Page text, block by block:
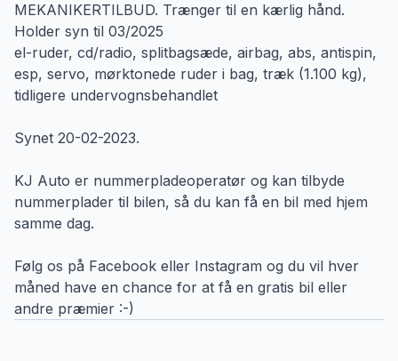
MEKANIKERTILBUD. Trænger til en kærlig hånd.
Holder syn til 03/2025
el-ruder, cd/radio, splitbagsæde, airbag, abs, antispin,
esp, servo, mørktonede ruder i bag, træk (1.100 kg),
tidligere undervognsbehandlet
Synet 20-02-2023.
KJ Auto er nummerpladeoperatør og kan tilbyde
nummerplader til bilen, så du kan få en bil med hjem
samme dag.
Følg os på Facebook eller Instagram og du vil hver
måned have en chance for at få en gratis bil eller
andre præmier :-)